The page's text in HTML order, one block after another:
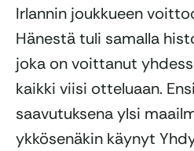
Irlannin joukkueen
Hänestä tuli samalla
joka on voittanut
kaikki viisi otteluaan.
saavutuksena ylsi
ykkösenäkin käynyt